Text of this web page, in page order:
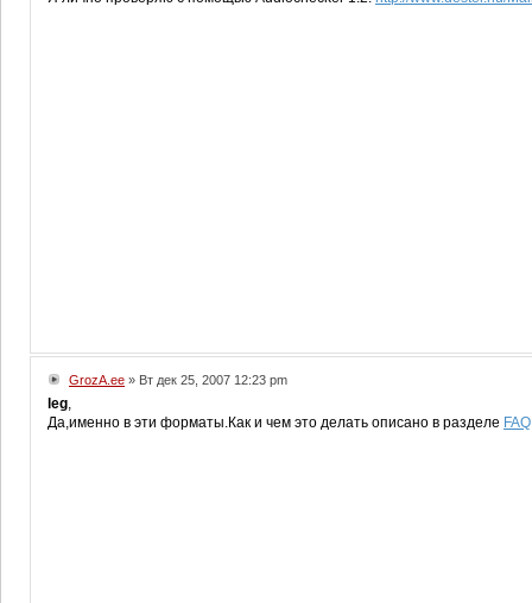
GrozA.ee » Вт дек 25, 2007 12:23 pm
leg
Да,именно в эти форматы.Как и чем это делать описано в разделе FAQ